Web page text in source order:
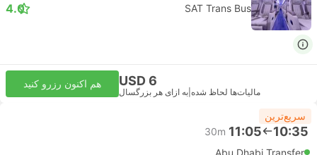
SAT Trans Bus
4.0
USD 6
مالیات‌ها لحاظ شده به ازای هر بزرگسال
هم اکنون رزرو کنید
سریع‌ترین
10:35
11:05
30m
Abu Dhabi Transfer